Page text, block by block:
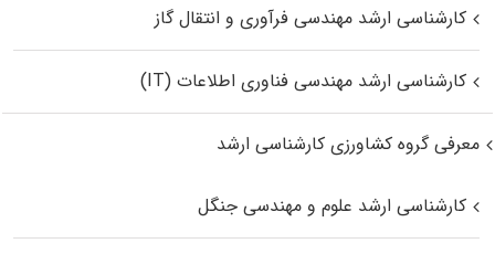
کارشناسی ارشد مهندسی فرآوری و انتقال گاز
کارشناسی ارشد مهندسی فناوری اطلاعات (IT)
معرفی گروه کشاورزی کارشناسی ارشد
کارشناسی ارشد علوم و مهندسی جنگل